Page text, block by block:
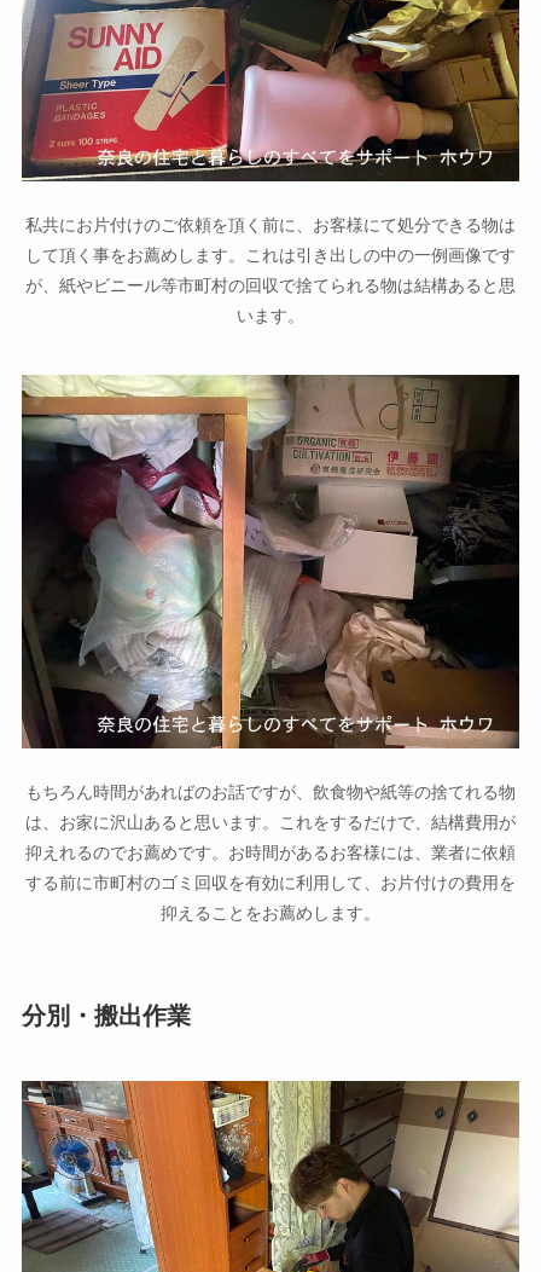
私共にお片付けのご依頼を頂く前に、お客様にて処分できる物は
して頂く事をお薦めします。これは引き出しの中の一例画像です
が、紙やビニール等市町村の回収で捨てられる物は結構あると思
います。
もちろん時間があればのお話ですが、飲食物や紙等の捨てれる物
は、お家に沢山あると思います。これをするだけで、結構費用が
抑えれるのでお薦めです。お時間があるお客様には、業者に依頼
する前に市町村のゴミ回収を有効に利用して、お片付けの費用を
抑えることをお薦めします。
分別・搬出作業